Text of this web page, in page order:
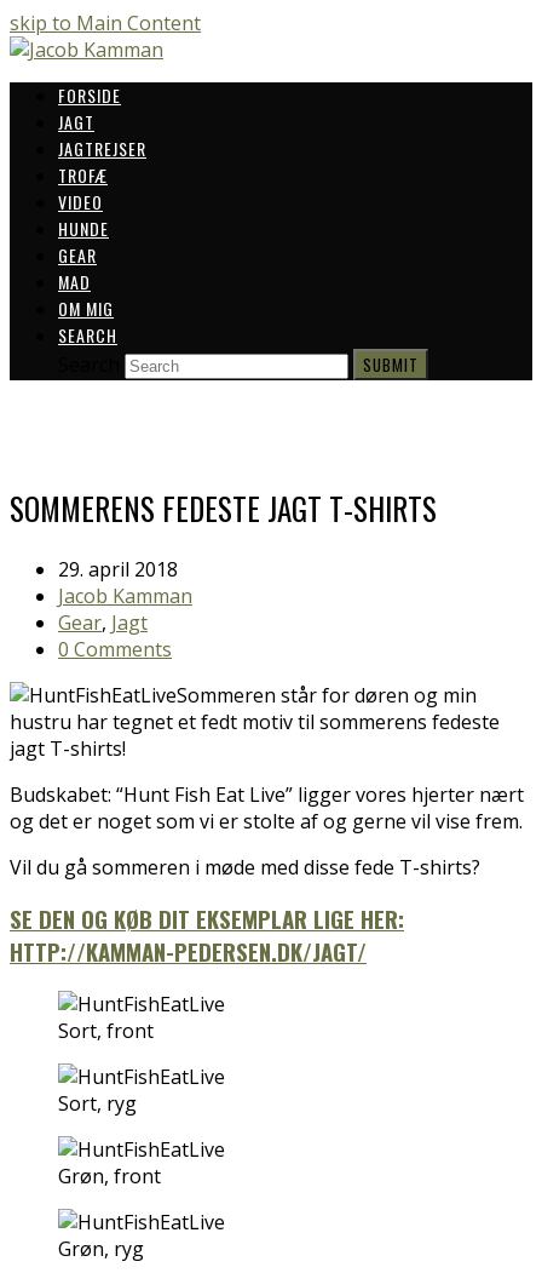
skip to Main Content
FORSIDE
JAGT
JAGTREJSER
TROFÆ
VIDEO
HUNDE
GEAR
MAD
OM MIG
SEARCH
SUBMIT
SOMMERENS FEDESTE JAGT T-SHIRTS
29. april 2018
Jacob Kamman
Gear, Jagt
0 Comments
Sommeren står for døren og min
hustru har tegnet et fedt motiv til sommerens fedeste
jagt T-shirts!
Budskabet: “Hunt Fish Eat Live” ligger vores hjerter nært
og det er noget som vi er stolte af og gerne vil vise frem.
Vil du gå sommeren i møde med disse fede T-shirts?
SE DEN OG KØB DIT EKSEMPLAR LIGE HER:
HTTP://KAMMAN-PEDERSEN.DK/JAGT/
Sort, front
Sort, ryg
Grøn, front
Grøn, ryg